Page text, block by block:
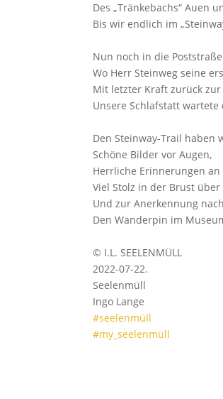
Des „Tränkebachs“ Auen
Bis wir endlich im
Nun noch in die
Wo Herr Steinweg seine
Mit letzter Kraft zurück zur
Unsere Schlafstatt
Den Steinway-Trail haben
Schöne Bilder vor Augen,
Herrliche Erinnerungen an
Viel Stolz in der Brust
Und zur Anerkennung
Den Wanderpin im
© I.L. SEELENMÜLL
2022-07-22.
Seelenmüll
Ingo Lange
#seelenmüll
#my_seelenmüll